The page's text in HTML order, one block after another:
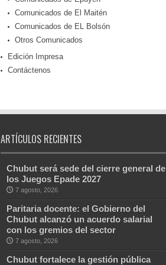
Comunicados de El Maitén
Comunicados de EL Bolsón
Otros Comunicados
Edición Impresa
Contáctenos
ARTÍCULOS RECIENTES
Chubut será sede del cierre general de
los Juegos Epade 2027
7 agosto, 2026
Paritaria docente: el Gobierno del
Chubut alcanzó un acuerdo salarial
con los gremios del sector
7 agosto, 2026
Chubut fortalece la gestión pública